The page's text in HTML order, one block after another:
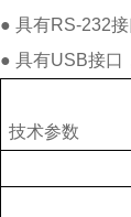
● 具有RS-232
● 具有USB接口
技术参数